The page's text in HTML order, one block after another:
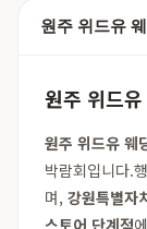
원주 위드유
원주 위드
원주 위드유 웨
박람회입니다.
며, 강원특별자
스토어 단계점